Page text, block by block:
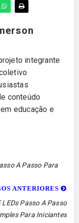
integrante
conteúdo
educação e
A Passo Para
ANTERIORES
Passo A Passo
Para Iniciantes